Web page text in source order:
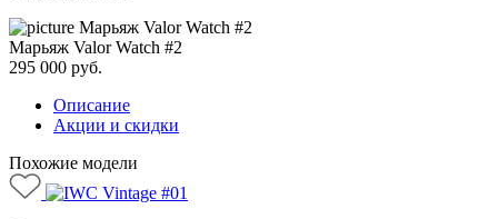
Марьяж Valor Watch #2
295 000 руб.
Описание
Акции и скидки
Похожие модели